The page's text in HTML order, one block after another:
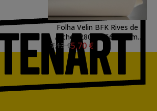
Folha Velin BFK Rives de
Arches 280 gr, 56x76 cm,
Creme
7,13 €5,70 €